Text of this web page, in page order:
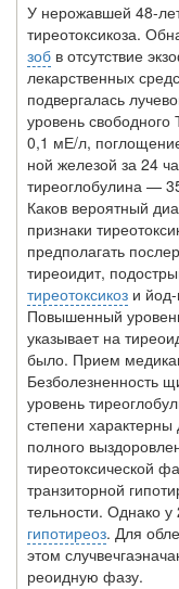
У нерожавшей 48-
тиреотоксикоза.
зоб в отсутствие
лекарственных
подвергалась
уровень
0,1 мЕ/л,
ной железой за 24
тиреоглобулина —
Каков вероятный
признаки
предполагать
тиреоидит,
тиреотоксикоз и
Повышенный
указывает на
было. Прием
Безболезненность
уровень
степени
полного
тиреотоксической
транзиторной
тельности. Однако у
гипотиреоз. Для
этом
реоидную фазу.